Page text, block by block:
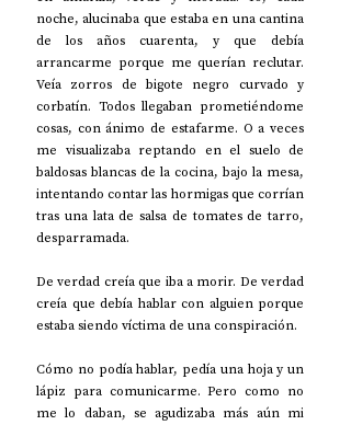
noche, alucinaba que estaba en una cantina
de los años cuarenta, y que debía
arrancarme porque me querían reclutar.
Veía zorros de bigote negro curvado y
corbatín. Todos llegaban prometiéndome
cosas, con ánimo de estafarme. O a veces
me visualizaba reptando en el suelo de
baldosas blancas de la cocina, bajo la mesa,
intentando contar las hormigas que corrían
tras una lata de salsa de tomates de tarro,
desparramada.
De verdad creía que iba a morir. De verdad
creía que debía hablar con alguien porque
estaba siendo víctima de una conspiración.
Cómo no podía hablar, pedía una hoja y un
lápiz para comunicarme. Pero como no
me lo daban, se agudizaba más aún mi